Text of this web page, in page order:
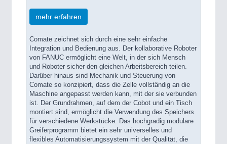
mehr erfahren
Comate zeichnet sich durch eine sehr einfache
Integration und Bedienung aus. Der kollaborative Roboter
von FANUC ermöglicht eine Welt, in der sich Mensch
und Roboter sicher den gleichen Arbeitsbereich teilen.
Darüber hinaus sind Mechanik und Steuerung von
Comate so konzipiert, dass die Zelle vollständig an die
Maschine angepasst werden kann, mit der sie verbunden
ist. Der Grundrahmen, auf dem der Cobot und ein Tisch
montiert sind, ermöglicht die Verwendung des Speichers
für verschiedene Werkstücke. Das hochgradig modulare
Greiferprogramm bietet ein sehr universelles und
flexibles Automatisierungssystem mit der Qualität, die